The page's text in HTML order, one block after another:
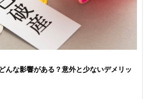
んな影響がある？意外と少ないデメリッ